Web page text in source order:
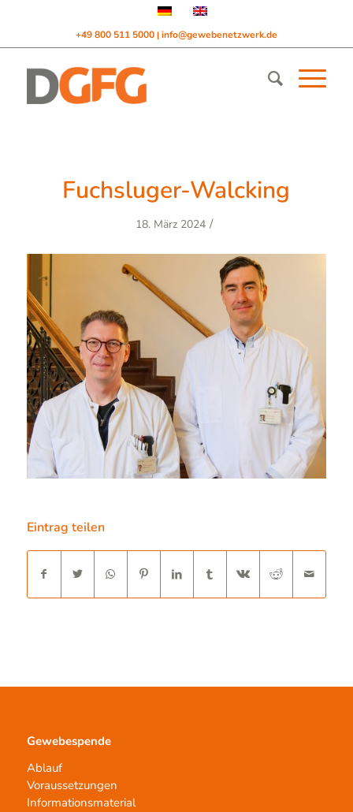
+49 800 511 5000 | info@gewebenetzwerk.de
Fuchsluger-Walcking
18. März 2024 /
Eintrag teilen
Gewebespende
Ablauf
Voraussetzungen
Informationsmaterial